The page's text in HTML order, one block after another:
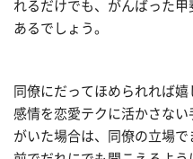
れるだけでも、がんばった
あるでしょう。
同僚にだってほめられれば
感情を恋愛テクに活かさな
がいた場合は、同僚の立場